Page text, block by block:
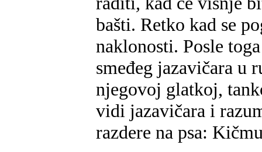
bašti. Retko kad se
naklonosti. Posle
smeđeg jazavičara u
njegovoj glatkoj,
vidi jazavičara i
razdere na psa: